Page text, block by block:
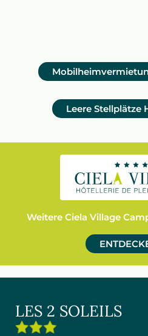
Leere Stellplätze
Weitere Ciela Village
LES 2 SOLEILS